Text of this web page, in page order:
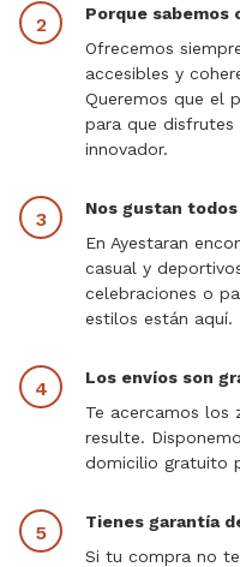
Porque sabemos
Ofrecemos
accesibles y
Queremos que el
para que
innovador.
Nos gustan
En Ayestaran
casual y
celebraciones o
estilos están aquí.
Los envíos son
Te acercamos
resulte.
domicilio gratuito
Tienes garantía
Si tu compra no